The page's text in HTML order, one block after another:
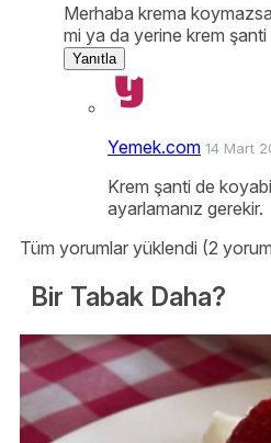
Merhaba krema
mi ya da yerine krem şanti
Yanıtla
Yemek.com 14 Mart
Krem şanti de
ayarlamanız gerekir.
Tüm yorumlar yüklendi (2
Bir Tabak Daha?